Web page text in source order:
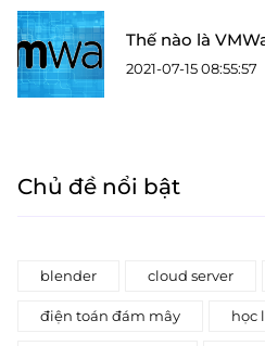
Thế nào là
2021-07-15 08:55:57
Chủ đề nổi bật
blender cloud server
điện toán đám mây học